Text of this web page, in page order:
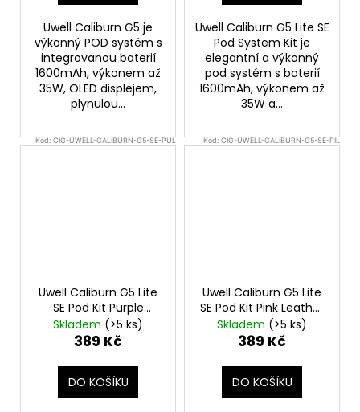
Uwell Caliburn G5 je
výkonný POD systém s
integrovanou baterií
1600mAh, výkonem až
35W, OLED displejem,
plynulou...
Uwell Caliburn G5 Lite SE
Pod System Kit je
elegantní a výkonný
pod systém s baterií
1600mAh, výkonem až
35W a...
Kód:CIG-UWELL-CALIBURN-G5-SE-PUL
Uwell Caliburn G5 Lite
SE Pod Kit Purple
LeatherElektronická
cigareta 1600mAh
Skladem (>5 ks)
389 Kč
DO KOŠÍKU
Kód:CIG-UWELL-CALIBURN-G5-SE-PIL
Uwell Caliburn G5 Lite
SE Pod Kit Pink Leather
Elektronická cigareta
1600mAh
Skladem (>5 ks)
389 Kč
DO KOŠÍKU